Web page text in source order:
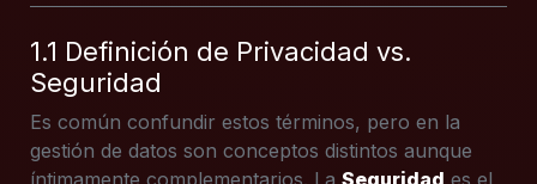
1.1 Definición de Privacidad vs.
Seguridad
Es común confundir estos términos, pero en la
gestión de datos son conceptos distintos aunque
íntimamente complementarios. La Seguridad es el